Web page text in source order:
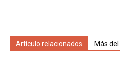
Artículo relacionados Más